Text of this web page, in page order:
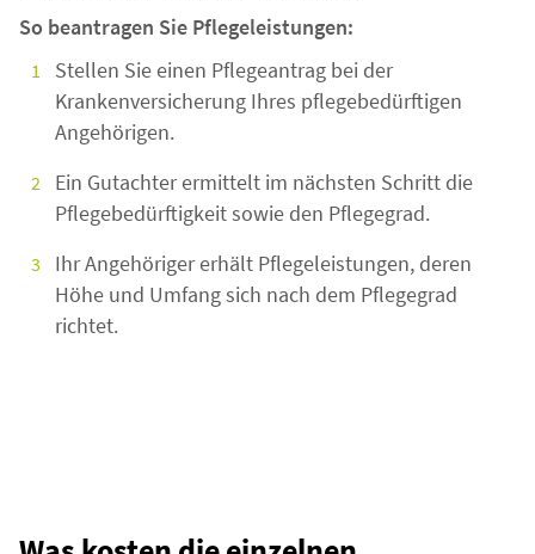
So beantragen Sie Pflegeleistungen:
Stellen Sie einen Pflegeantrag bei der
Krankenversicherung Ihres pflegebedürftigen
Angehörigen.
Ein Gutachter ermittelt im nächsten Schritt die
Pflegebedürftigkeit sowie den Pflegegrad.
Ihr Angehöriger erhält Pflegeleistungen, deren
Höhe und Umfang sich nach dem Pflegegrad
richtet.